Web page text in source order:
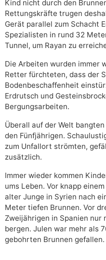
Kind nicht durch den
Rettungskräfte trugen
Gerät parallel zum Schacht
Spezialisten in rund 32
Tunnel, um Rayan zu
Die Arbeiten wurden immer
Retter fürchteten, dass der
Bodenbeschaffenheit
Erdrutsch und
Bergungsarbeiten.
Überall auf der Welt
den Fünfjährigen.
zum Unfallort strömten,
zusätzlich.
Immer wieder kommen
ums Leben. Vor knapp
alter Junge in Syrien nach
Meter tiefen Brunnen. Vor
Zweijährigen in Spanien nur
bergen. Julen war mehr als
gebohrten Brunnen gefallen.